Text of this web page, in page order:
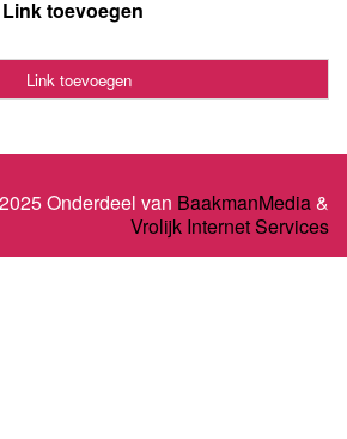
Link toevoegen
Link toevoegen
Onderdeel van BaakmanMedia&
Vrolijk Internet Services